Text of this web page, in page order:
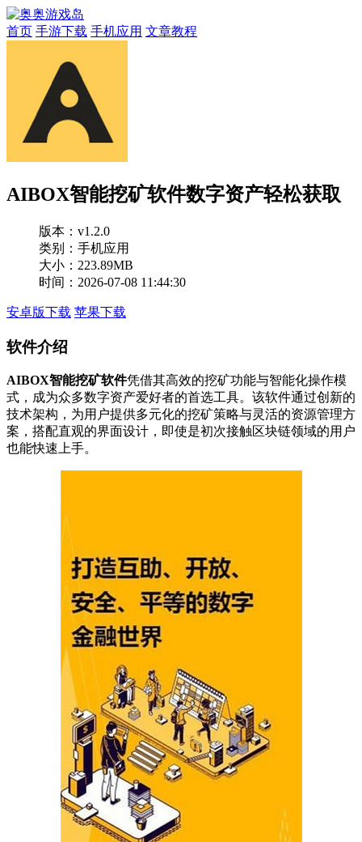
首页 手游下载 手机应用 文章教程
AIBOX智能挖矿软件数字资产轻松获取
版本： v1.2.0
类别：手机应用
大小：223.89MB
时间：2026-07-08 11:44:30
安卓版下载 苹果下载
软件介绍
AIBOX智能挖矿软件凭借其高效的挖矿功能与智能化操作模
式，成为众多数字资产爱好者的首选工具。该软件通过创新的
技术架构，为用户提供多元化的挖矿策略与灵活的资源管理方
案，搭配直观的界面设计，即使是初次接触区块链领域的用户
也能快速上手。